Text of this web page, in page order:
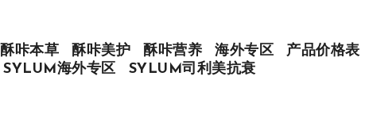
酥咔本草 酥咔美护 酥咔营养 海外专区
产品价格表
SYLUM海外专区
SYLUM司利美抗衰